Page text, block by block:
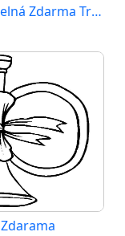
Tisknutelná Zdarma Trubka